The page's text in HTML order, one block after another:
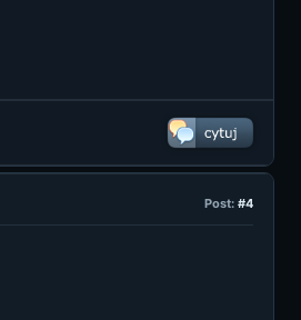
Post: #4